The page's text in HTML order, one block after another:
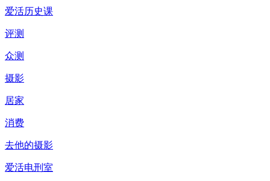
爱活历史课
评测
众测
摄影
居家
消费
去他的摄影
爱活电刑室